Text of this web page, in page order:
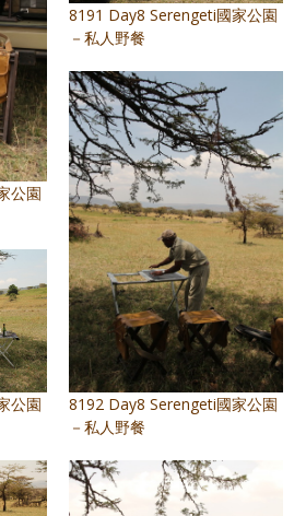
公園
8191 Day8 Serengeti國家公園
－私人野餐
8192 Day8 Serengeti國家公園
－私人野餐
公園